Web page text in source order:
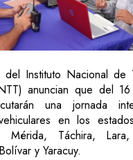
del Instituto Nacional de
anuncian que del
una jornada
en los
Mérida, Táchira,
y Yaracuy.